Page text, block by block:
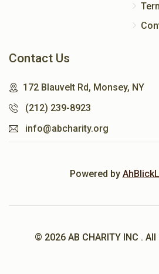
Contact Us
172 Blauvelt Rd, Monsey, NY
(212) 239-8923
info@abcharity.org
Powered by
© 2026 AB CHARITY INC .